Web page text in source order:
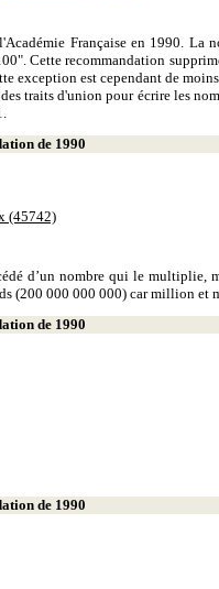
Française en 1990.
Cette recommandation
exception est cependant de
traits d'union pour écrire les
de 1990
(45742)
d’un nombre qui le
(200 000 000 000) car million et
de 1990
de 1990